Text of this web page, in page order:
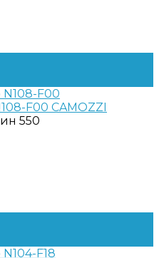
F00 CAMOZZI
550